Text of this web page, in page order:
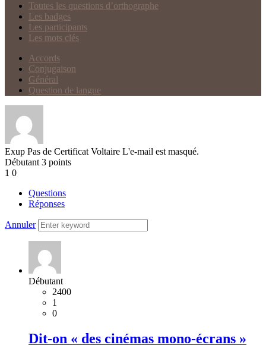
Toutes les questions d’orthographe
Les badges
Les participants
Les mots clés
Accords
Conjugaison
Général
Question de langue
Exup Pas de Certificat Voltaire L'e-mail est masqué.
Débutant 3 points
1 0
Questions
Réponses
Annuler
Débutant
2400
1
0
Dit-on « des cinémas mono-écrans »